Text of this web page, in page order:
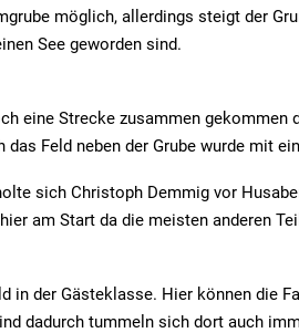
möglich, allerdings steigt der
See geworden sind.
eine Strecke zusammen gekommen
Feld neben der Grube wurde mit
sich Christoph Demmig vor
am Start da die meisten anderen
in der Gästeklasse. Hier können die
dadurch tummeln sich dort auch